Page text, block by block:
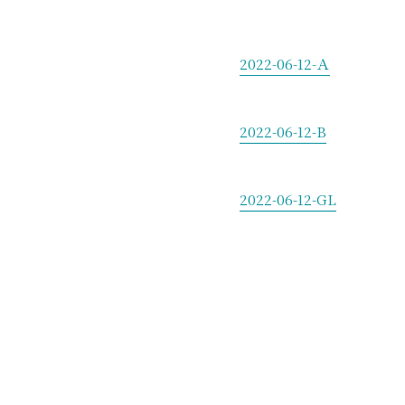
2022-06-12-Ａ
2022-06-12-B
2022-06-12-GL